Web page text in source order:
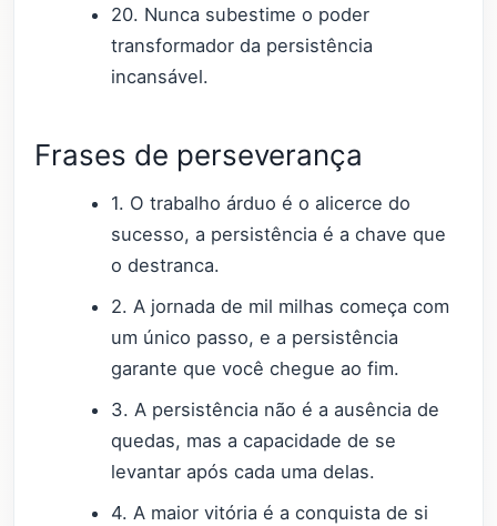
20. Nunca subestime o poder
transformador da persistência
incansável.
Frases de perseverança
1. O trabalho árduo é o alicerce do
sucesso, a persistência é a chave que
o destranca.
2. A jornada de mil milhas começa com
um único passo, e a persistência
garante que você chegue ao fim.
3. A persistência não é a ausência de
quedas, mas a capacidade de se
levantar após cada uma delas.
4. A maior vitória é a conquista de si